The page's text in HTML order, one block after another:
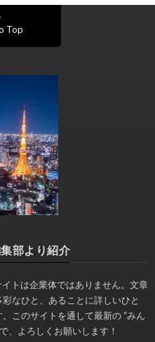
Top
部より紹介
トは企業体ではありません。文章
なひと、あることに詳しいひと
このサイトを通して最新の “みん
、よろしくお願いします！